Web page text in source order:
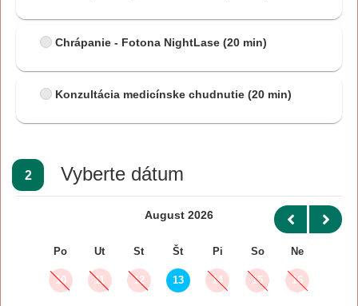
Chrápanie - Fotona NightLase (20 min)
Konzultácia medicínske chudnutie (20 min)
2 Vyberte dátum
August 2026
Po Ut St Št Pi So Ne
10 11 12 13 14 15 16